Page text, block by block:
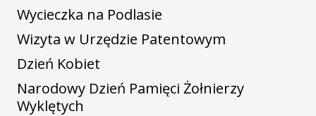
Wycieczka na Podlasie
Wizyta w Urzędzie Patentowym
Dzień Kobiet
Narodowy Dzień Pamięci Żołnierzy
Wyklętych